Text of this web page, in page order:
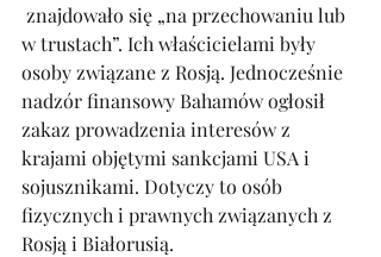
znajdowało się „na przechowaniu lub
w trustach”. Ich właścicielami były
osoby związane z Rosją. Jednocześnie
nadzór finansowy Bahamów ogłosił
zakaz prowadzenia interesów z
krajami objętymi sankcjami USA i
sojusznikami. Dotyczy to osób
fizycznych i prawnych związanych z
Rosją i Białorusią.